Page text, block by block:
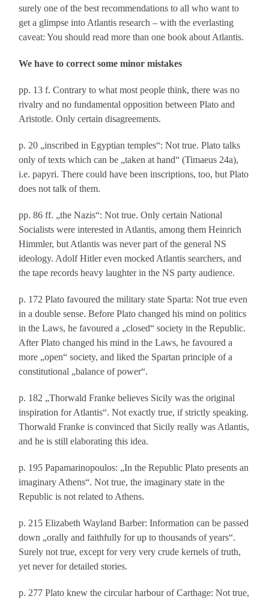
surely one of the best recommendations to all who want to
get a glimpse into Atlantis research – with the everlasting
caveat: You should read more than one book about Atlantis.
We have to correct some minor mistakes
pp. 13 f. Contrary to what most people think, there was no
rivalry and no fundamental opposition between Plato and
Aristotle. Only certain disagreements.
p. 20 „inscribed in Egyptian temples“: Not true. Plato talks
only of texts which can be „taken at hand“ (Timaeus 24a),
i.e. papyri. There could have been inscriptions, too, but Plato
does not talk of them.
pp. 86 ff. „the Nazis“: Not true. Only certain National
Socialists were interested in Atlantis, among them Heinrich
Himmler, but Atlantis was never part of the general NS
ideology. Adolf Hitler even mocked Atlantis searchers, and
the tape records heavy laughter in the NS party audience.
p. 172 Plato favoured the military state Sparta: Not true even
in a double sense. Before Plato changed his mind on politics
in the Laws, he favoured a „closed“ society in the Republic.
After Plato changed his mind in the Laws, he favoured a
more „open“ society, and liked the Spartan principle of a
constitutional „balance of power“.
p. 182 „Thorwald Franke believes Sicily was the original
inspiration for Atlantis“. Not exactly true, if strictly speaking.
Thorwald Franke is convinced that Sicily really was Atlantis,
and he is still elaborating this idea.
p. 195 Papamarinopoulos: „In the Republic Plato presents an
imaginary Athens“. Not true, the imaginary state in the
Republic is not related to Athens.
p. 215 Elizabeth Wayland Barber: Information can be passed
down „orally and faithfully for up to thousands of years“.
Surely not true, except for very very crude kernels of truth,
yet never for detailed stories.
p. 277 Plato knew the circular harbour of Carthage: Not true,